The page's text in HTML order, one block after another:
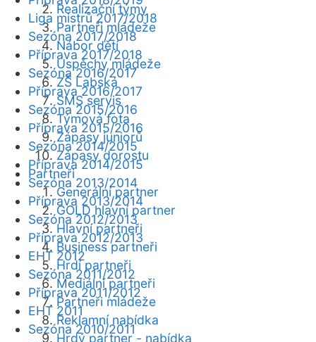
Realizační týmy
Partneři mládeže
Nábor dětí
Úspěchy mládeže
ZŠ Labská
SMS servis
Týmová fota
Zápasy juniorů
Zápasy dorostu
Partneři
Generální partner
GOLD hlavní partner
Hlavní partneři
Business partneři
Hrdí partneři
Mediální partneři
Partneři mládeže
Reklamní nabídka
Hrdý partner - nabídka
Liga mistrů 2017/2018
Sezóna 2017/2018
Příprava 2017/2018
Sezóna 2016/2017
Příprava 2016/2017
Sezóna 2015/2016
Příprava 2015/2016
Sezóna 2014/2015
Příprava 2014/2015
Sezóna 2013/2014
Příprava 2013/2014
Sezóna 2012/2013
Příprava 2012/2013
EHT 2012
Sezóna 2011/2012
Příprava 2011/2012
EHT 2011
Sezóna 2010/2011